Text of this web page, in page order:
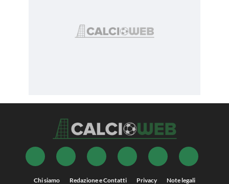
Chi siamo Redazione e Contatti Privacy Note legali